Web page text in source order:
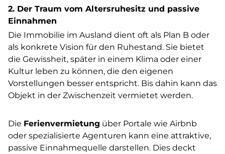
2. Der Traum vom Altersruhesitz und passive
Einnahmen
Die Immobilie im Ausland dient oft als Plan B oder
als konkrete Vision für den Ruhestand. Sie bietet
die Gewissheit, später in einem Klima oder einer
Kultur leben zu können, die den eigenen
Vorstellungen besser entspricht. Bis dahin kann das
Objekt in der Zwischenzeit vermietet werden.
Die Ferienvermietung über Portale wie Airbnb
oder spezialisierte Agenturen kann eine attraktive,
passive Einnahmequelle darstellen. Dies deckt